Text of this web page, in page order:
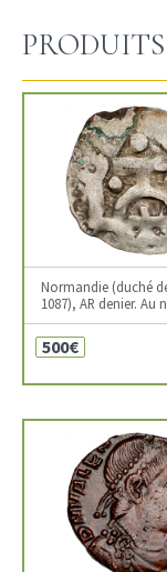
Normandie (duché
1087), AR denier.
500€